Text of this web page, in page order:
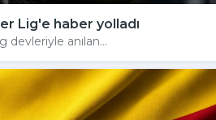
Lig'e haber yolladı
anılan...